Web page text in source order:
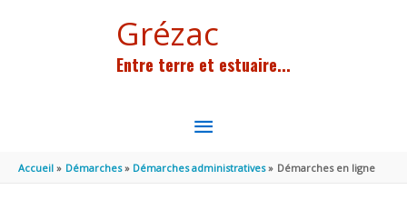
Grézac
Entre terre et estuaire...
MENU
PRINCIPAL
Accueil Démarches Démarches administratives Démarches en ligne